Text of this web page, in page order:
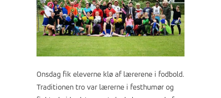
Onsdag fik eleverne klø af lærerene i fodbold.
Traditionen tro var lærerne i festhumør og